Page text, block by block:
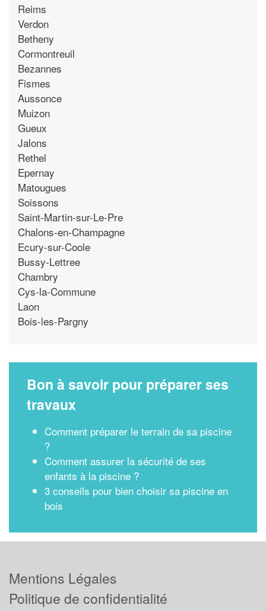
Reims
Verdon
Betheny
Cormontreuil
Bezannes
Fismes
Aussonce
Muizon
Gueux
Jalons
Rethel
Epernay
Matougues
Soissons
Saint-Martin-sur-Le-Pre
Chalons-en-Champagne
Ecury-sur-Coole
Bussy-Lettree
Chambry
Cys-la-Commune
Laon
Bois-les-Pargny
Bon à savoir pour préparer ses
travaux
Comment préparer le terrain de sa piscine
?
Comment assurer la sécurité de ses
enfants à la piscine ?
3 conseils pour bien choisir sa piscine en
bois
Mentions Légales
Politique de confidentialité